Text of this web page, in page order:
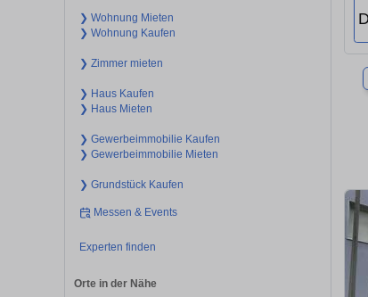
❯ Wohnung Mieten
❯ Wohnung Kaufen
❯ Zimmer mieten
❯ Haus Kaufen
❯ Haus Mieten
❯ Gewerbeimmobilie Kaufen
❯ Gewerbeimmobilie Mieten
❯ Grundstück Kaufen
Messen & Events
Experten finden
Orte in der Nähe